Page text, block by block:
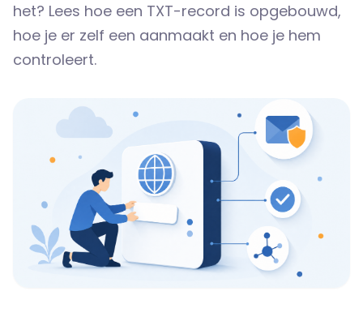
het? Lees hoe een TXT-record is opgebouwd,
hoe je er zelf een aanmaakt en hoe je hem
controleert.